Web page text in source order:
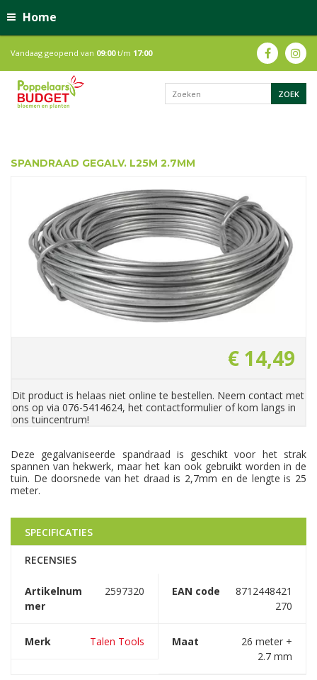
Home
Vandaag geopend van 09:00t/m 17:00
SPANDRAAD GEGALV. L25M 2.7MM
€ 14,49
Dit product is helaas niet online te bestellen. Neem contact met
ons op via 076-5414624, het contactformulier of kom langs in
ons tuincentrum!
Deze gegalvaniseerde spandraad is geschikt voor het strak
spannen van hekwerk, maar het kan ook gebruikt worden in de
tuin. De doorsnede van het draad is 2,7mm en de lengte is 25
meter.
SPECIFICATIES
RECENSIES
Artikelnum
mer
2597320 EAN code
8712448421
270
Merk Talen Tools Maat
26 meter +
2.7 mm